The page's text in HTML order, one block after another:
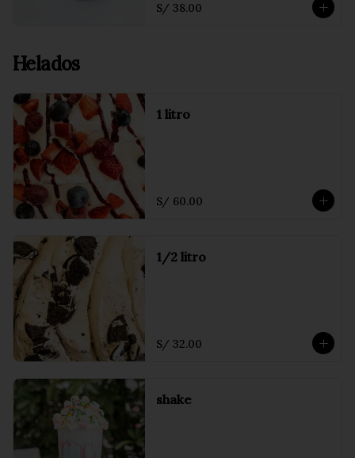
S/ 38.00
Helados
1 litro
S/ 60.00
1/2 litro
S/ 32.00
shake